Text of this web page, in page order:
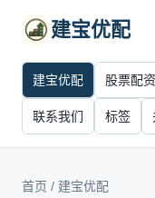
建宝优配
建宝优配 股票配
联系我们 标签
首页 / 建宝优配